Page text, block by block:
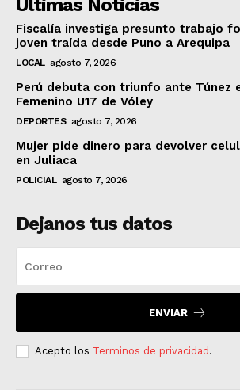
Ultimas Noticias
Fiscalía investiga presunto trabajo
joven traída desde Puno a Arequipa
LOCAL agosto 7, 2026
Perú debuta con triunfo ante Túnez
Femenino U17 de Vóley
DEPORTES agosto 7, 2026
Mujer pide dinero para devolver
en Juliaca
POLICIAL agosto 7, 2026
Dejanos tus datos
ENVIAR
Acepto los Terminos de privacidad.